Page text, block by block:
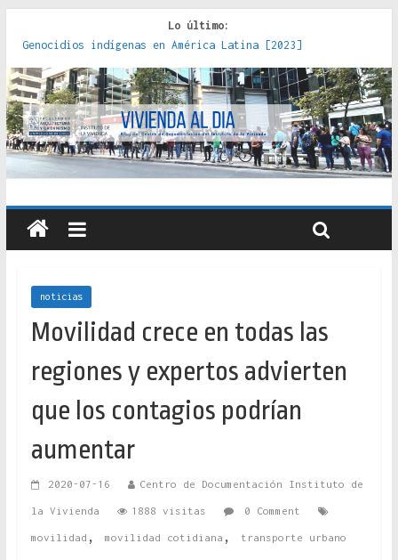
Lo último:
Genocidios indígenas en América Latina [2023]
Estudios sobre la espacialización de los Estados :
políticas, prácticas y representaciones [2022]
Donde el pedernal choca con el acero : hacia una teoría
crítica de las fronteras latinoamericanas [2020]
Criterios técnicos para una vivienda adecuada [2019]
Red de consultorios de la Caja del Seguro Obrero en
Santiago : un patrimonio emblemático [2014]
noticias
Movilidad crece en todas las
regiones y expertos advierten
que los contagios podrían
aumentar
2020-07-16 Centro de Documentación Instituto de
la Vivienda 1888 visitas 0 Comment
movilidad , movilidad cotidiana , transporte urbano